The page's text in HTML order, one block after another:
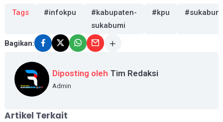
Tags #infokpu
#kabupaten-
sukabumi
#kpu
Bagikan:
Diposting oleh Tim Redaksi
Admin
Artikel Terkait